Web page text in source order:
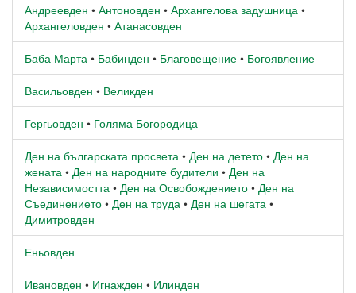
Андреевден • Антоновден • Архангелова задушница •
Архангеловден • Атанасовден
Баба Марта • Бабинден • Благовещение • Богоявление
Васильовден • Великден
Гергьовден • Голяма Богородица
Ден на българската просвета • Ден на детето • Ден на
жената • Ден на народните будители • Ден на
Независимостта • Ден на Освобождението • Ден на
Съединението • Ден на труда • Ден на шегата •
Димитровден
Еньовден
Ивановден • Игнажден • Илинден